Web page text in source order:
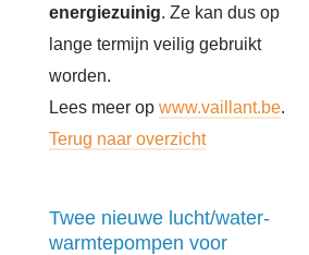
energiezuinig . Ze kan dus op
lange termijn veilig gebruikt
worden.
Lees meer op www.vaillant.be.
Terug naar overzicht
Twee nieuwe lucht/water-
warmtepompen voor